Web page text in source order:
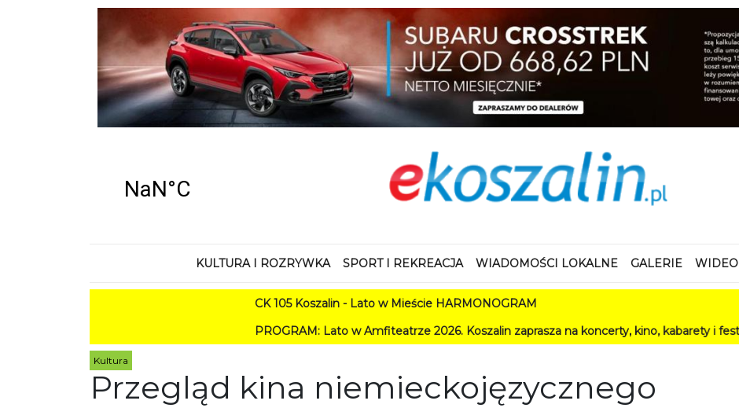
KULTURA I ROZRYWKA SPORT I REKREACJA WIADOMOŚCI LOKALNE GALERIE WIDEO
CK 105 Koszalin - Lato w Mieście HARMONOGRAM
PROGRAM: Lato w Amfiteatrze 2026. Koszalin zaprasza na koncerty, kino, kabarety i festiwale
Kultura
Przegląd kina niemieckojęzycznego